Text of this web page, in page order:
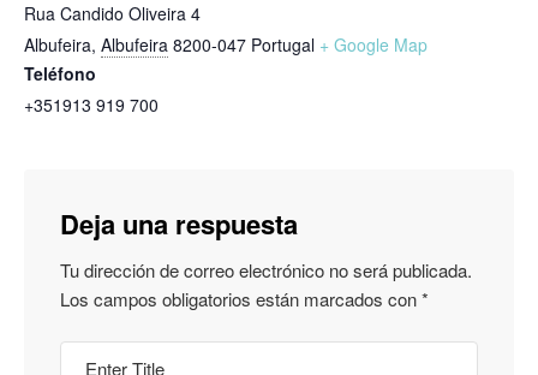
Rua Candido Oliveira 4
Albufeira, Albufeira 8200-047 Portugal + Google Map
Teléfono
+351913 919 700
Deja una respuesta
Tu dirección de correo electrónico no será publicada.
Los campos obligatorios están marcados con*